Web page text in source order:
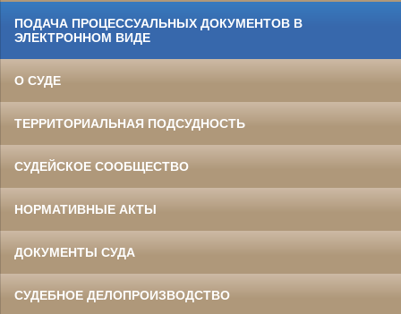
ПОДАЧА ПРОЦЕССУАЛЬНЫХ ДОКУМЕНТОВ В
ЭЛЕКТРОННОМ ВИДЕ
О СУДЕ
ТЕРРИТОРИАЛЬНАЯ ПОДСУДНОСТЬ
СУДЕЙСКОЕ СООБЩЕСТВО
НОРМАТИВНЫЕ АКТЫ
ДОКУМЕНТЫ СУДА
СУДЕБНОЕ ДЕЛОПРОИЗВОДСТВО